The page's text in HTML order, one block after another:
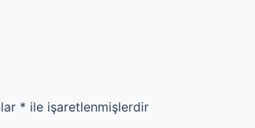
* ile işaretlenmişlerdir